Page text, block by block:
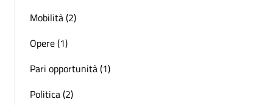
Mobilità (2)
Opere (1)
Pari opportunità (1)
Politica (2)